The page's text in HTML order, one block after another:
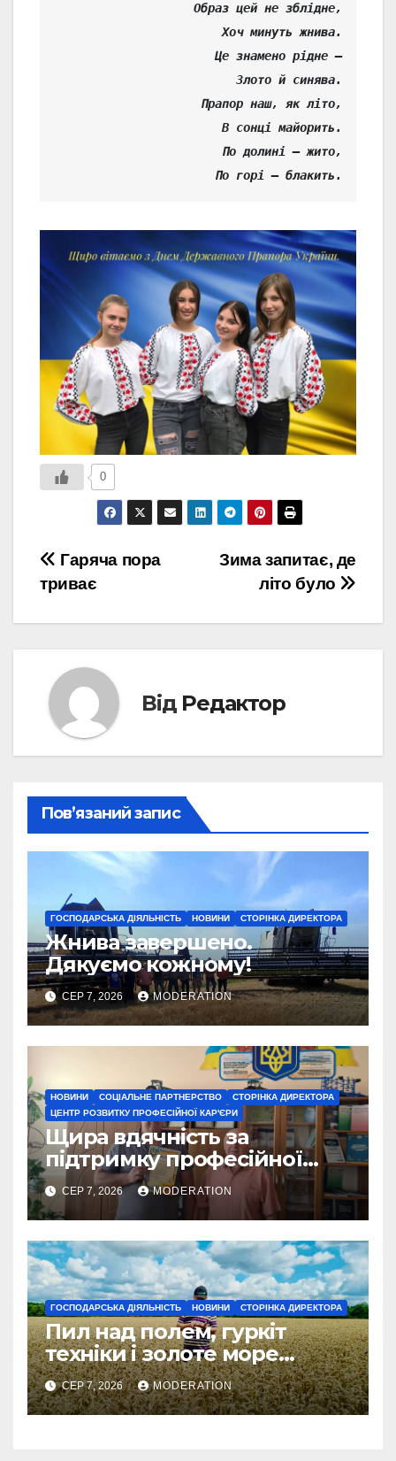
Образ цей не зблідне,
Хоч минуть жнива.
Це знамено рідне –
Злото й синява.
Прапор наш, як літо,
В сонці майорить.
По долині – жито,
По горі – блакить.
0
Навігація
записів
Зима запитає, де
літо було
Гаряча пора
триває
Від Редактор
Пов’язаний запис
ГОСПОДАРСЬКА ДІЯЛЬНІСТЬ НОВИНИ СТОРІНКА ДИРЕКТОРА
Жнива завершено.
Дякуємо кожному!
СЕР 7, 2026 MODERATION
НОВИНИ СОЦІАЛЬНЕ ПАРТНЕРСТВО
СТОРІНКА ДИРЕКТОРА
ЦЕНТР РОЗВИТКУ ПРОФЕСІЙНОЇ КАР'ЄРИ
Щира вдячність за
підтримку професійної
освіти
СЕР 7, 2026 MODERATION
ГОСПОДАРСЬКА ДІЯЛЬНІСТЬ НОВИНИ СТОРІНКА ДИРЕКТОРА
Пил над полем, гуркіт
техніки і золоте море
колосся — так виглядає
справжнє українське літо
СЕР 7, 2026 MODERATION